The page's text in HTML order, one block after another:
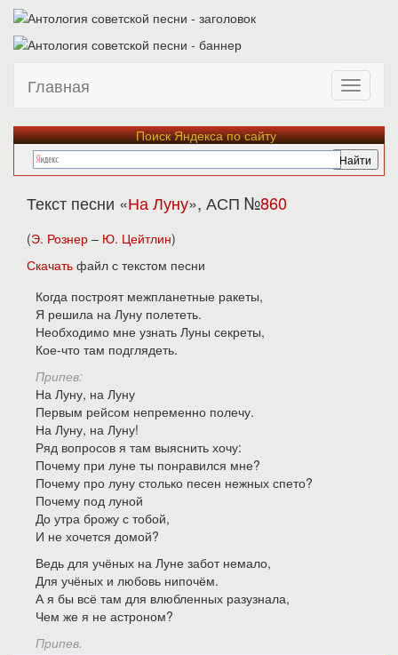
Главная
Поиск Яндекса по сайту
Текст песни «На Луну», АСП №860
(Э. Рознер – Ю. Цейтлин)
Скачать файл с текстом песни
Когда построят межпланетные ракеты,
Я решила на Луну полететь.
Необходимо мне узнать Луны секреты,
Кое-что там подглядеть.
Припев:
На Луну, на Луну
Первым рейсом непременно полечу.
На Луну, на Луну!
Ряд вопросов я там выяснить хочу:
Почему при луне ты понравился мне?
Почему про луну столько песен нежных спето?
Почему под луной
До утра брожу с тобой,
И не хочется домой?
Ведь для учёных на Луне забот немало,
Для учёных и любовь нипочём.
А я бы всё там для влюбленных разузнала,
Чем же я не астроном?
Припев.